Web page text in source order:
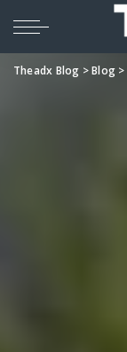
Theadx Blog >Blog >